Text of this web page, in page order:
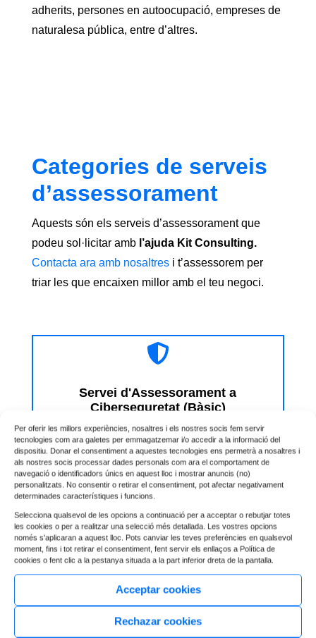
Per oferir les millors experiències, nosaltres i els nostres socis fem servir
tecnologies com ara galetes per emmagatzemar i/o accedir a la informació del
dispositiu. Donar el consentiment a aquestes tecnologies ens permetrà a nosaltres i
als nostres socis processar dades personals com ara el comportament de
navegació o identificadors únics en aquest lloc i mostrar anuncis (no)
personalitzats. No consentir o retirar el consentiment, pot afectar negativament
determinades característiques i funcions.
Selecciona qualsevol de les opcions a continuació per a acceptar o rebutjar totes
les cookies o per a realitzar una selecció més detallada. Les vostres opcions
només s'aplicaran a aquest lloc. Pots canviar les teves preferències en qualsevol
moment, fins i tot retirar el consentiment, fent servir els enllaços a Política de
cookies o fent clic a la pestanya situada a la part inferior dreta de la pantalla.
Acceptar cookies
Rechazar cookies
adherits, persones en autoocupació, empreses de
naturalesa pública, entre d’altres.
Categories de serveis
d’assessorament
Aquests són els serveis d’assessorament que
podeu sol·licitar amb l’ajuda Kit Consulting.
Contacta ara amb nosaltresi t’assessorem per
triar les que encaixen millor amb el teu negoci.

Servei d'Assessorament a
Ciberseguretat (Bàsic)
Des de 6.000€